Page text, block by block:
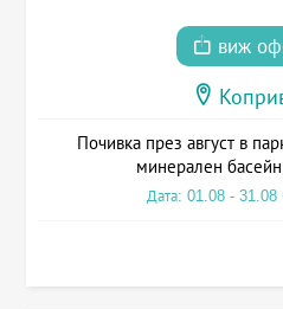
виж
Почивка през август в
минерален
Дата: 01.08 - 31.08